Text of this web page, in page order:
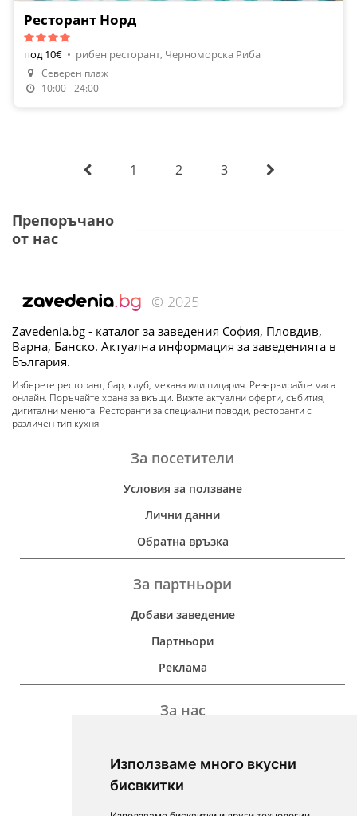
Използваме много вкусни
бисвкитки
Ресторант Норд
под 10€ • рибен ресторант, Черноморска Риба
Северен плаж
10:00 - 24:00
1 2 3
Препоръчано
от нас
© 2025
Zavedenia.bg - каталог за заведения София, Пловдив,
Варна, Банско. Актуална информация за заведенията в
България.
Изберете ресторант, бар, клуб, механа или пицария. Резервирайте маса
онлайн. Поръчайте храна за вкъщи. Вижте актуални оферти, събития,
дигитални менюта. Ресторанти за специални поводи, ресторанти с
различен тип кухня.
За посетители
Условия за ползване
Лични данни
Обратна връзка
За партньори
Добави заведение
Партньори
Реклама
За нас
Контакти
For Investors